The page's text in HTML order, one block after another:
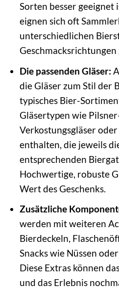
Sorten besser geeignet
eignen sich oft
unterschiedlichen
Geschmacksrichtungen
Die passenden Gläser:
die Gläser zum Stil der
typisches Bier-
Gläsertypen wie
Verkostungsgläser
enthalten, die jeweils
entsprechenden
Hochwertige, robuste
Wert des Geschenks.
Zusätzliche
werden mit weiteren
Bierdeckeln,
Snacks wie Nüssen
Diese Extras können
und das Erlebnis